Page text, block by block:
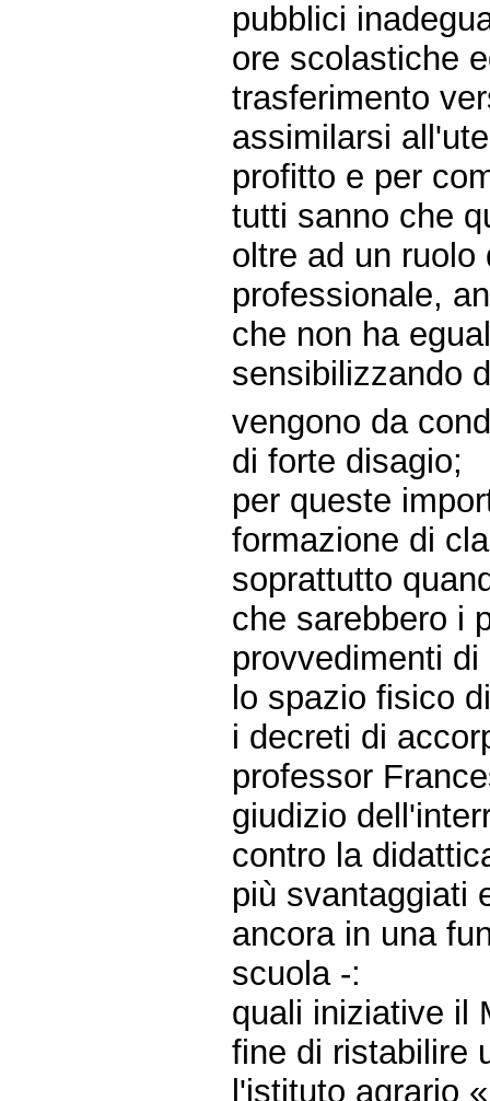
pubblici
ore scolastiche
trasferimento
assimilarsi
profitto e per
tutti sanno che
oltre ad un
professionale,
che non ha
sensibilizzando
vengono da
di forte disagio;
per queste
formazione di
soprattutto
che sarebbero i
provvedimenti
lo spazio fisico
i decreti di
professor
giudizio
contro la
più svantaggiati
ancora in una
scuola -:
quali iniziative il
fine di ristabilire
l'istituto agrario